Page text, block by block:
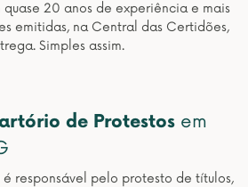
20 anos de experiência e mais
emitidas, na Central das Certidões,
Simples assim.
de Protestos em
responsável pelo protesto de títulos,